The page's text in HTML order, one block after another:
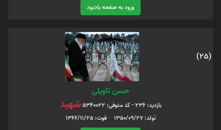
ورود به صفحه یادبود
(25)
حسن تاویلی
بازدید: 236 - کد متوفی: 5340022 شهید
تولد: 1350/09/27 فوت: 1366/11/25